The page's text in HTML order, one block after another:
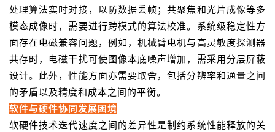
处理算法实时对接，以防数据丢帧；共聚焦和光片成像等多
模态成像时，需要进行跨模式的算法校准。系统级稳定性方
面存在电磁兼容问题，例如，机械臂电机与高灵敏度探测器
共存时，电磁干扰可使图像本底噪声增加，需采用分层屏蔽
设计。此外，性能方面亦需要取舍，包括分辨率和通量之间
的矛盾以及精度和成本之间的平衡。
软件与硬件协同发展困境
软硬件技术迭代速度之间的差异性是制约系统性能释放的关